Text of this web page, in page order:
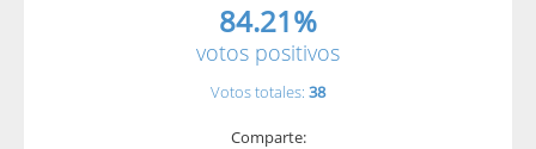
84.21%
votos positivos
Votos totales: 38
Comparte: